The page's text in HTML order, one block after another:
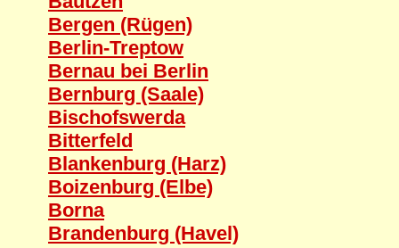
Bergen (Rügen)
Berlin-Treptow
Bernau bei Berlin
Bernburg (Saale)
Bischofswerda
Bitterfeld
Blankenburg (Harz)
Boizenburg (Elbe)
Borna
Brandenburg (Havel)